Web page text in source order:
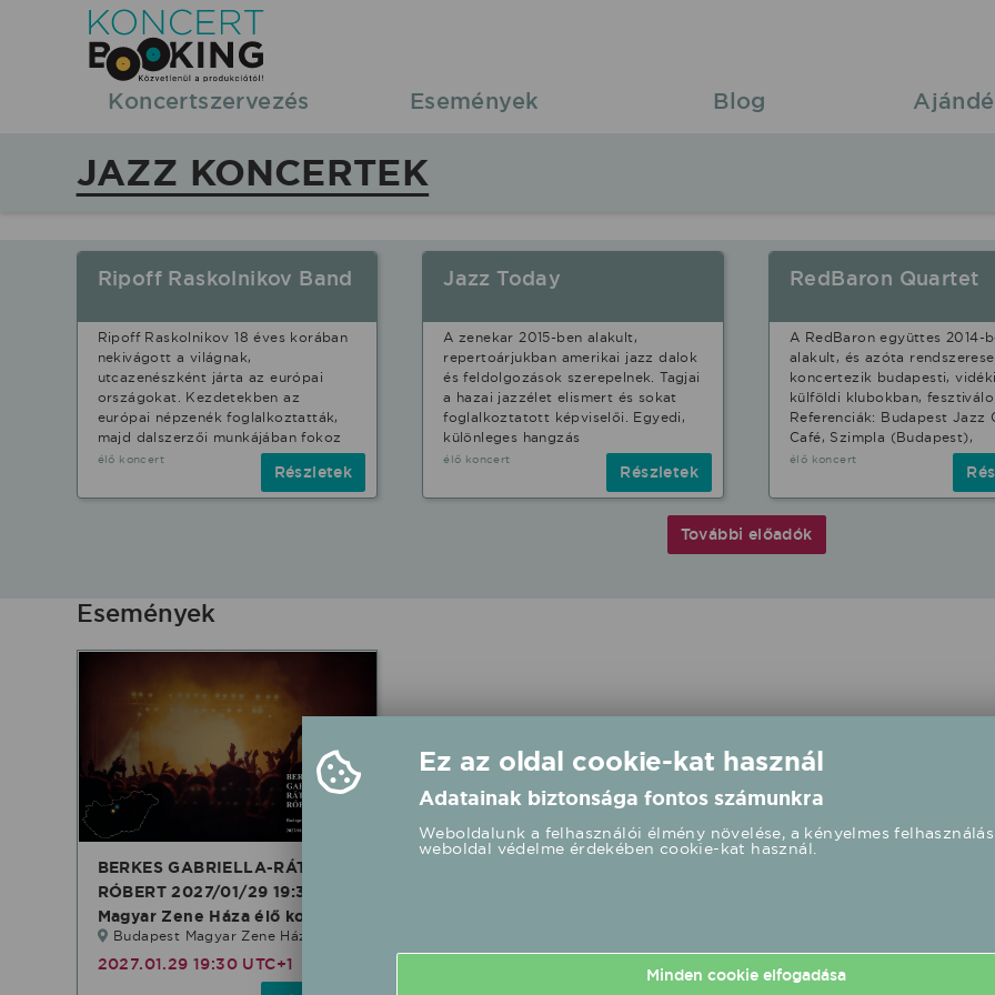
Koncertbooking
Koncertek
fellépések
Koncertszervezés Események Blog
JAZZ KONCERTEK
Ripoff Raskolnikov Band
Ripoff Raskolnikov 18 éves korában
nekivágott a világnak,
utcazenészként járta az európai
országokat. Kezdetekben az
európai népzenék foglalkoztatták,
majd dalszerzői munkájában fokoz
élő koncert
Részletek
Jazz Today
A zenekar 2015-ben alakult,
repertoárjukban amerikai jazz dalok
és feldolgozások szerepelnek. Tagjai
a hazai jazzélet elismert és sokat
foglalkoztatott képviselői. Egyedi,
különleges hangzás
élő koncert
Részletek
RedBaron Quartet
A RedBaron együttes 2014-
alakult, és azóta
koncertezik budapesti,
külföldi klubokban,
Referenciák: Budapest Jazz
Café, Szimpla (Budapest),
élő koncert
További előadók
Események
BERKES GABRIELLA-RÁTONYI
RÓBERT 2027/01/29 19:30
Magyar Zene Háza élő koncert
Budapest Magyar Zene Háza
2027.01.29 19:30 UTC+1
Ez az oldal cookie-kat használ
Adatainak biztonsága fontos számunkra
Weboldalunk a felhasználói élmény növelése, a kényelmes
weboldal védelme érdekében cookie-kat használ.
Minden cookie elfogadása